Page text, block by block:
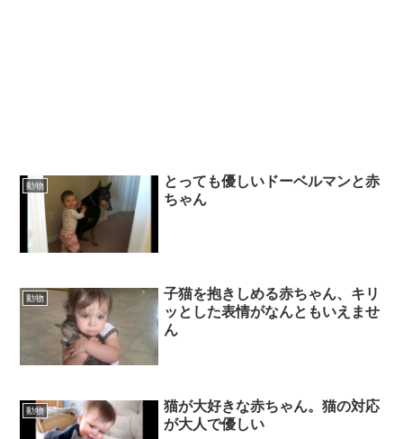
動物
とっても優しいドーベルマンと赤
ちゃん
動物
子猫を抱きしめる赤ちゃん、キリ
ッとした表情がなんともいえませ
ん
動物
猫が大好きな赤ちゃん。猫の対応
が大人で優しい